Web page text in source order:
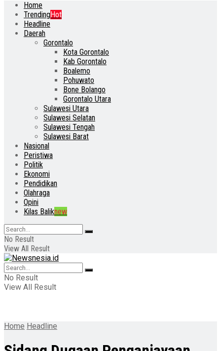
Home
TrendingHot
Headline
Daerah
Gorontalo
Kota Gorontalo
Kab Gorontalo
Boalemo
Pohuwato
Bone Bolango
Gorontalo Utara
Sulawesi Utara
Sulawesi Selatan
Sulawesi Tengah
Sulawesi Barat
Nasional
Peristiwa
Politik
Ekonomi
Pendidikan
Olahraga
Opini
Kilas Baliknew
No Result
View All Result
No Result
View All Result
Home Headline